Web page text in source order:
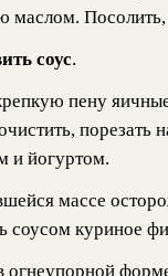
маслом. Посолить,
соус.
пену
порезать
и йогуртом.
массе
соусом куриное
огнеупорной